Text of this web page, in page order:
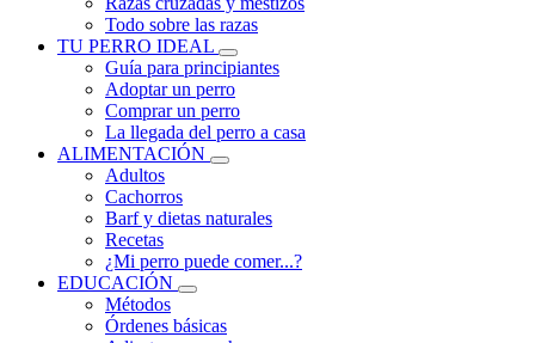
Todo sobre las razas
TU PERRO IDEAL
Guía para principiantes
Adoptar un perro
Comprar un perro
La llegada del perro a casa
ALIMENTACIÓN
Adultos
Cachorros
Barf y dietas naturales
Recetas
¿Mi perro puede comer...?
EDUCACIÓN
Métodos
Órdenes básicas